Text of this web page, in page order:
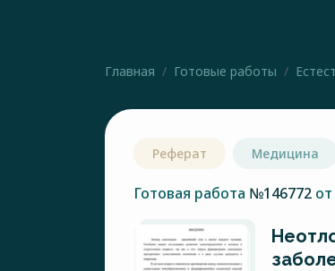
Главная Готовые работы
Реферат Медицина
Готовая работа №146772